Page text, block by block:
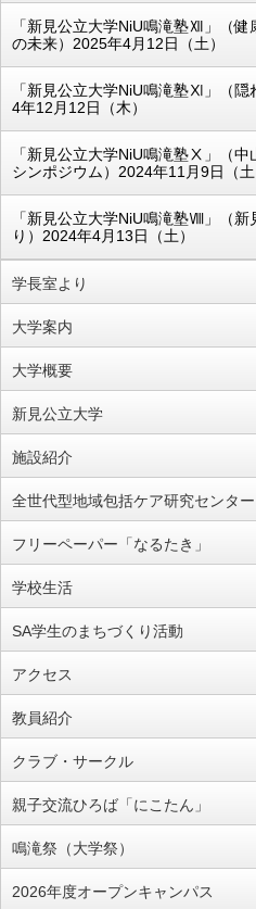
学長室より
大学案内
大学概要
新見公立大学
施設紹介
全世代型地域包括ケア研究センター
フリーペーパー「なるたき」
学校生活
SA学生のまちづくり活動
アクセス
教員紹介
クラブ・サークル
親子交流ひろば「にこたん」
鳴滝祭（大学祭）
2026年度オープンキャンパス
「新見公立大学NiU鳴滝塾Ⅻ」（
の未来）2025年4月12日（土）
「新見公立大学NiU鳴滝塾Ⅺ」（
4年12月12日（木）
「新見公立大学NiU鳴滝塾Ⅹ」（
シンポジウム）2024年11月9日（土
「新見公立大学NiU鳴滝塾Ⅷ」（新
り）2024年4月13日（土）